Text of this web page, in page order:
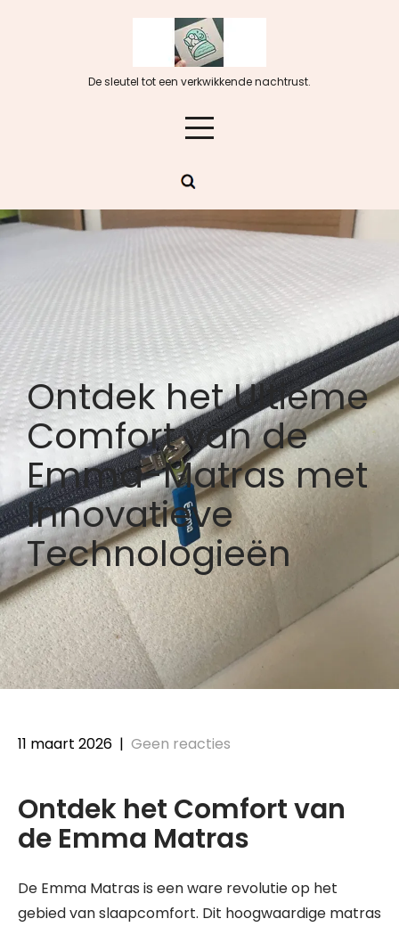
De sleutel tot een verkwikkende nachtrust.
Ontdek het Ultieme
Comfort van de
Emma-Matras met
Innovatieve
Technologieën
11 maart 2026 | Geen reacties
Ontdek het Comfort van
de Emma Matras
De Emma Matras is een ware revolutie op het
gebied van slaapcomfort. Dit hoogwaardige matras